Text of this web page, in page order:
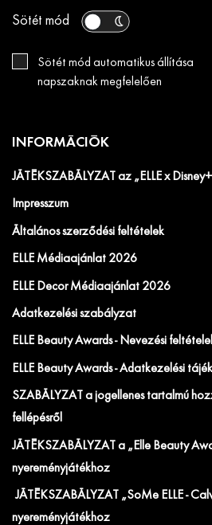
Sötét mód
Sötét mód automatikus állítása
napszaknak megfelelően
INFORMÁCIÓK
JÁTÉKSZABÁLYZAT az „ELLE x
Impresszum
Általános szerződési feltételek
ELLE Médiaajánlat 2026
ELLE Decor Médiaajánlat 2026
Adatkezelési szabályzat
ELLE Beauty Awards - Nevezési
ELLE Beauty Awards - Adatkezelési
SZABÁLYZAT a jogellenes tartalmú
fellépésről
JÁTÉKSZABÁLYZAT a „Elle Beauty
nyereményjátékhoz
JÁTÉKSZABÁLYZAT „SoMe ELLE -
nyereményjátékhoz